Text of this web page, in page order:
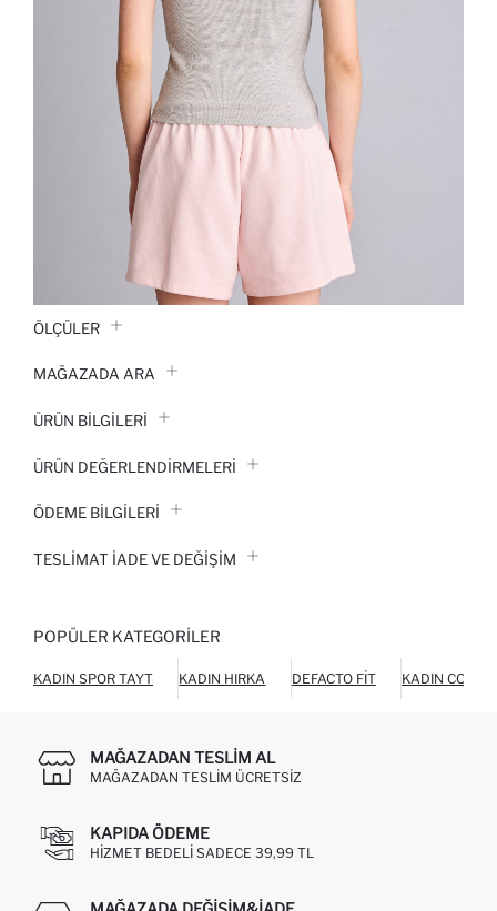
ÖLÇÜLER
MAĞAZADA ARA
ÜRÜN BILGILERI
ÜRÜN DEĞERLENDİRMELERİ
ÖDEME BİLGİLERİ
TESLIMAT İADE VE DEĞIŞIM
POPÜLER KATEGORILER
KADIN SPOR TAYT KADIN HIRKA DEFACTO FIT KADIN COOOL
MAĞAZADAN TESLIM AL
MAĞAZADAN TESLIM ÜCRETSIZ
KAPIDA ÖDEME
HIZMET BEDELI SADECE 39,99 TL